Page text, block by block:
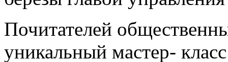
Почитателей
уникальный мастер-